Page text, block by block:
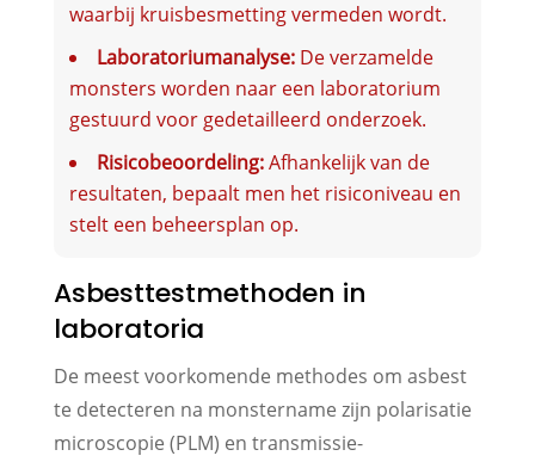
waarbij kruisbesmetting vermeden wordt.
Laboratoriumanalyse: De verzamelde
monsters worden naar een laboratorium
gestuurd voor gedetailleerd onderzoek.
Risicobeoordeling:Afhankelijk van de
resultaten, bepaalt men het risiconiveau en
stelt een beheersplan op.
Asbesttestmethoden in
laboratoria
De meest voorkomende methodes om asbest
te detecteren na monstername zijn polarisatie
microscopie (PLM) en transmissie-